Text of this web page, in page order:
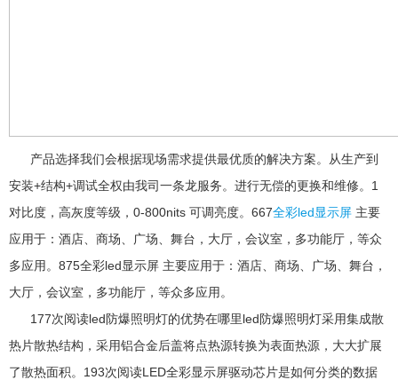
产品选择我们会根据现场需求提供最优质的解决方案。从生产到
安装+结构+调试全权由我司一条龙服务。进行无偿的更换和维修。1
对比度，高灰度等级，0-800nits 可调亮度。667全彩led显示屏 主要
应用于：酒店、商场、广场、舞台，大厅，会议室，多功能厅，等众
多应用。875全彩led显示屏 主要应用于：酒店、商场、广场、舞台，
大厅，会议室，多功能厅，等众多应用。
177次阅读led防爆照明灯的优势在哪里led防爆照明灯采用集成散
热片散热结构，采用铝合金后盖将点热源转换为表面热源，大大扩展
了散热面积。193次阅读LED全彩显示屏驱动芯片是如何分类的数据